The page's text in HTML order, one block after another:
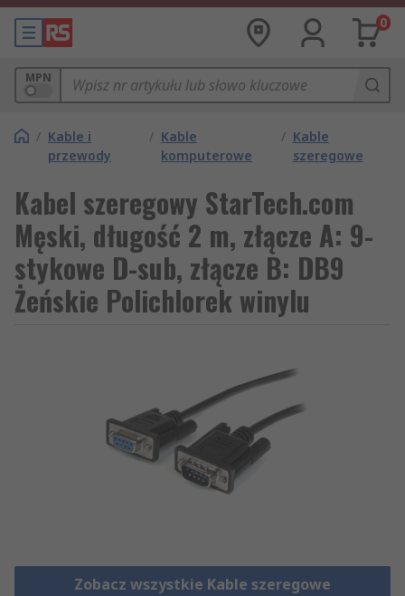
0
MPN
/ Kable i
przewody
/ Kable
komputerowe
/ Kable
szeregowe
Kabel szeregowy StarTech.com
Męski, długość 2 m, złącze A: 9-
stykowe D-sub, złącze B: DB9
Żeńskie Polichlorek winylu
Zobacz wszystkie Kable szeregowe